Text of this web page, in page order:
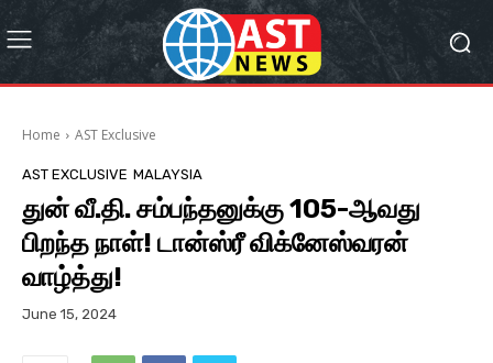
Home AST Exclusive
AST EXCLUSIVE MALAYSIA
துன் வீ.தி. சம்பந்தனுக்கு 105-ஆவது
பிறந்த நாள்! டான்ஸ்ரீ விக்னேஸ்வரன்
வாழ்த்து!
June 15, 2024